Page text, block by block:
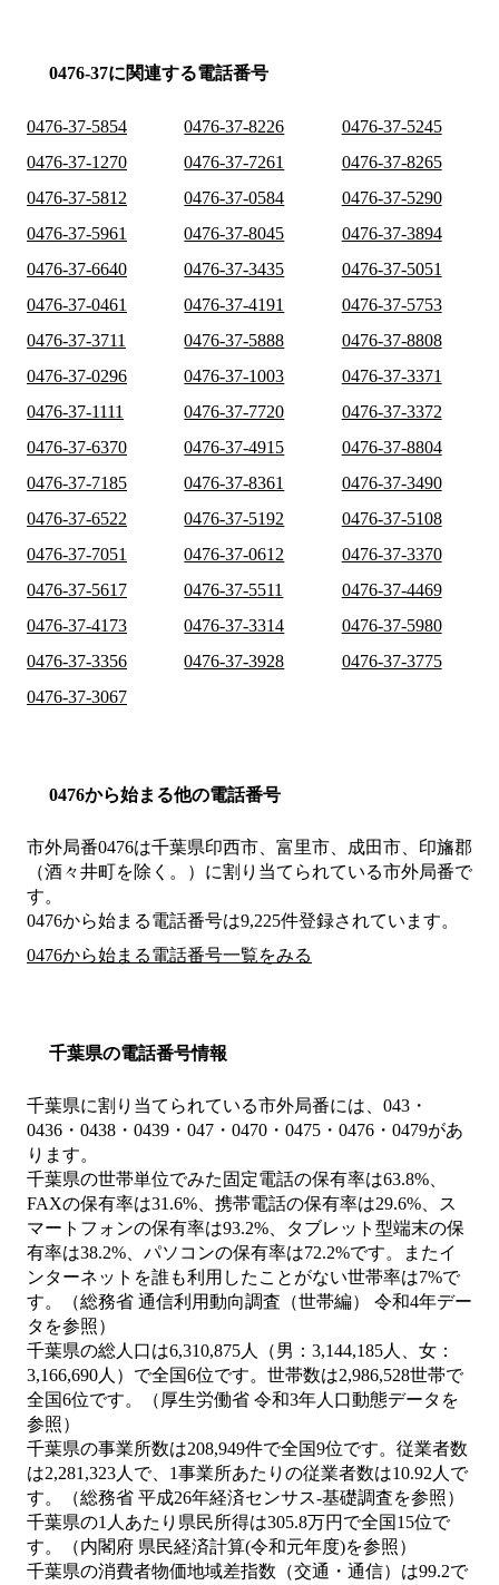
0476-37に関連する電話番号
0476-37-5854 0476-37-8226
0476-37-5245
0476-37-1270
0476-37-7261
0476-37-8265
0476-37-5812
0476-37-0584
0476-37-5290
0476-37-5961
0476-37-8045
0476-37-3894
0476-37-6640
0476-37-3435
0476-37-5051
0476-37-0461
0476-37-4191
0476-37-5753
0476-37-3711
0476-37-5888
0476-37-8808
0476-37-0296
0476-37-1003
0476-37-3371
0476-37-1111
0476-37-7720
0476-37-3372
0476-37-6370
0476-37-4915
0476-37-8804
0476-37-7185
0476-37-8361
0476-37-3490
0476-37-6522
0476-37-5192
0476-37-5108
0476-37-7051
0476-37-0612
0476-37-3370
0476-37-5617
0476-37-5511
0476-37-4469
0476-37-4173
0476-37-3314
0476-37-5980
0476-37-3356
0476-37-3928
0476-37-3775
0476-37-3067
0476から始まる他の電話番号
市外局番0476は千葉県印西市、富里市、成田市、印旛郡
（酒々井町を除く。） に割り当てられている市外局番で
す。
0476から始まる電話番号は9,225件登録されています。
0476から始まる電話番号一覧をみる
千葉県の電話番号情報
千葉県に割り当てられている市外局番には、043・
0436・0438・0439・047・0470・0475・0476・0479があ
ります。
千葉県の世帯単位でみた固定電話の保有率は63.8%、
FAXの保有率は31.6%、携帯電話の保有率は29.6%、ス
マートフォンの保有率は93.2%、タブレット型端末の保
有率は38.2%、パソコンの保有率は72.2%です。またイ
ンターネットを誰も利用したことがない世帯率は7%で
す。（総務省 通信利用動向調査（世帯編） 令和4年デー
タを参照）
千葉県の総人口は6,310,875人（男：3,144,185人、女：
3,166,690人）で全国6位です。世帯数は2,986,528世帯で
全国6位です。（厚生労働省 令和3年人口動態データを
参照）
千葉県の事業所数は208,949件で全国9位です。従業者数
は2,281,323人で、1事業所あたりの従業者数は10.92人で
す。（総務省 平成26年経済センサス‐基礎調査を参照）
千葉県の1人あたり県民所得は305.8万円で全国15位で
す。（内閣府 県民経済計算(令和元年度)を参照）
千葉県の消費者物価地域差指数（交通・通信）は99.2で